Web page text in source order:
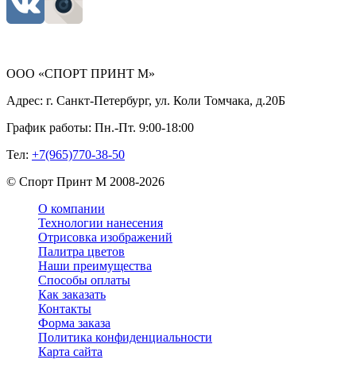
ООО «СПОРТ ПРИНТ М»
Адрес: г. Санкт-Петербург, ул. Коли Томчака, д.20Б
График работы: Пн.-Пт. 9:00-18:00
Тел: +7(965)770-38-50
© Спорт Принт М 2008-2026
О компании
Технологии нанесения
Отрисовка изображений
Палитра цветов
Наши преимущества
Способы оплаты
Как заказать
Контакты
Форма заказа
Политика конфиденциальности
Карта сайта